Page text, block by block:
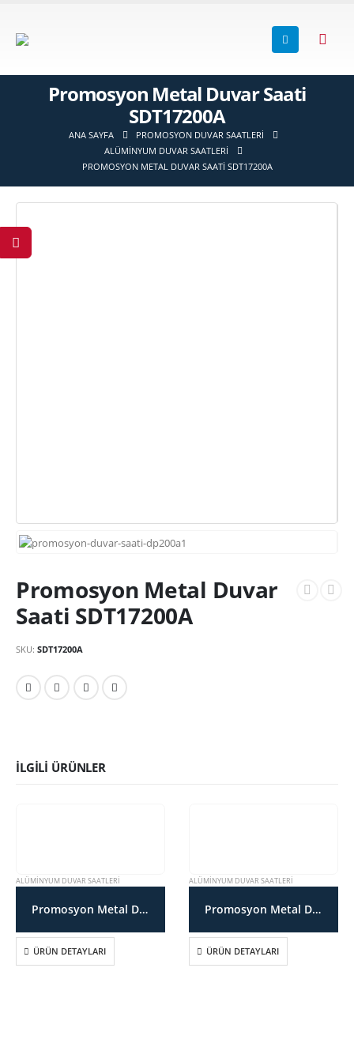
Promosyon Metal Duvar Saati
SDT17200A
ANA SAYFA
PROMOSYON DUVAR SAATLERI
ALÜMINYUM DUVAR SAATLERI
PROMOSYON METAL DUVAR SAATI SDT17200A
Promosyon Metal Duvar
Saati SDT17200A
SKU: SDT17200A
İLGILI ÜRÜNLER
ALÜMINYUM DUVAR SAATLERI
Promosyon Metal Duvar Saati SDT17203A
ÜRÜN DETAYLARI
ALÜMINYUM DUVAR SAATLERI
Promosyon Metal Duvar Saati SDT17201A
ÜRÜN DETAYLARI